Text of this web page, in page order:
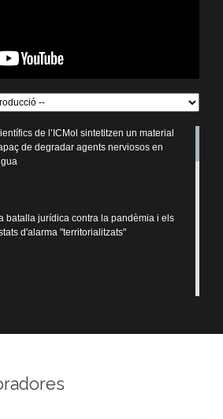
de l’ICMol sintetitzen un material
de degradar agents nerviosos en
batalla jurídica contra la pandèmia i els
d'alarma "territorialitzats"
masculí
grup internacional d’especialistes revelen